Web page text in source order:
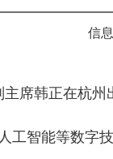
信
主席韩正在杭
工智能等数字